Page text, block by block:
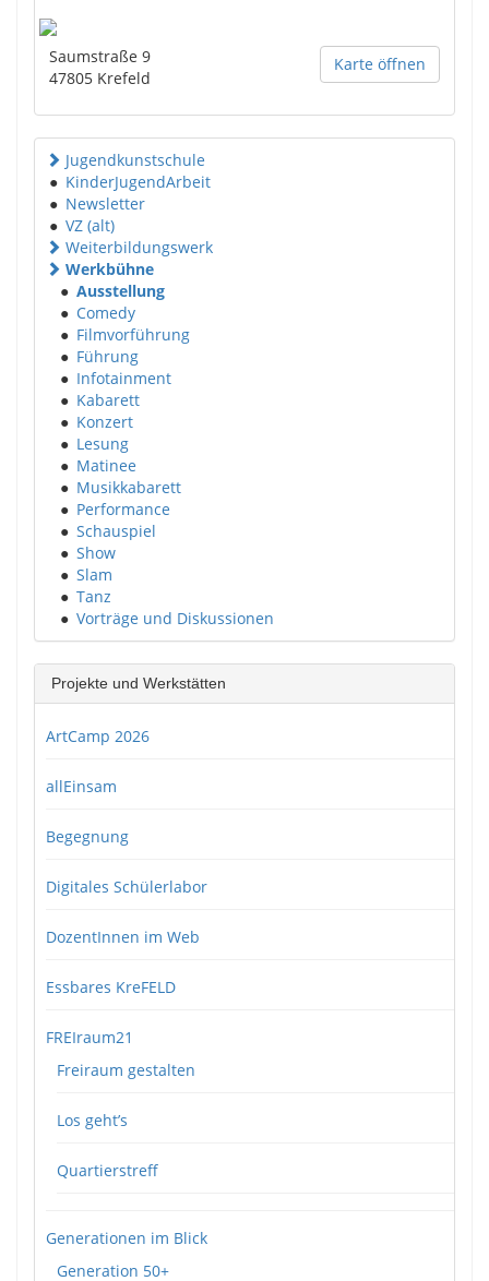
Karte öffnen
Saumstraße 9
47805 Krefeld
Jugendkunstschule
● KinderJugendArbeit
● Newsletter
● VZ (alt)
Weiterbildungswerk
Werkbühne
● Ausstellung
● Comedy
● Filmvorführung
● Führung
● Infotainment
● Kabarett
● Konzert
● Lesung
● Matinee
● Musikkabarett
● Performance
● Schauspiel
● Show
● Slam
● Tanz
● Vorträge und Diskussionen
Projekte und Werkstätten
ArtCamp 2026
allEinsam
Begegnung
Digitales Schülerlabor
DozentInnen im Web
Essbares KreFELD
FREIraum21
Freiraum gestalten
Los geht’s
Quartierstreff
Generationen im Blick
Generation 50+